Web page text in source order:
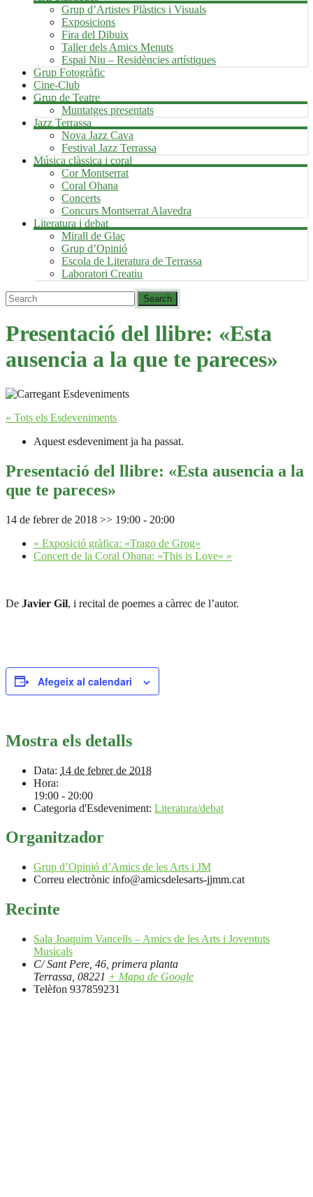
Grup d’Artistes Plàstics i Visuals
Exposicions
Fira del Dibuix
Taller dels Amics Menuts
Espai Niu – Residències artístiques
Grup Fotogràfic
Cine-Club
Grup de Teatre
Muntatges presentats
Jazz Terrassa
Nova Jazz Cava
Festival Jazz Terrassa
Música clàssica i coral
Cor Montserrat
Coral Ohana
Concerts
Concurs Montserrat Alavedra
Literatura i debat
Mirall de Glaç
Grup d’Opinió
Escola de Literatura de Terrassa
Laboratori Creatiu
Presentació del llibre: «Esta
ausencia a la que te pareces»
« Tots els Esdeveniments
Aquest esdeveniment ja ha passat.
Presentació del llibre: «Esta ausencia a la
que te pareces»
14 de febrer de 2018 >> 19:00 - 20:00
« Exposició gràfica: «Trago de Grog»
Concert de la Coral Ohana: «This is Love» »
De Javier Gil, i recital de poemes a càrrec de l’autor.
Afegeix al calendari
Mostra els detalls
Data: 14 de febrer de 2018
Hora:
19:00 - 20:00
Categoria d'Esdeveniment: Literatura/debat
Organitzador
Grup d’Opinió d’Amics de les Arts i JM
Correu electrònic info@amicsdelesarts-jjmm.cat
Recinte
Sala Joaquim Vancells – Amics de les Arts i Joventuts
Musicals
C/ Sant Pere, 46, primera planta
Terrassa 08221 + Mapa de Google
Telèfon 937859231